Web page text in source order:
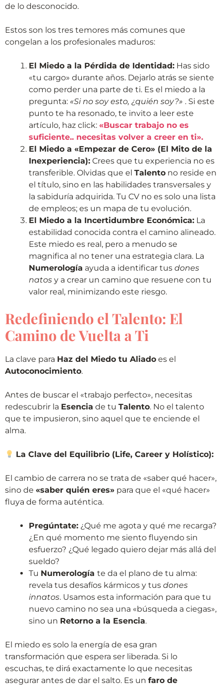
de lo desconocido.
Estos son los tres temores más comunes que
congelan a los profesionales maduros:
El Miedo a la Pérdida de Identidad: Has sido
«tu cargo» durante años. Dejarlo atrás se siente
como perder una parte de ti. Es el miedo a la
pregunta: «Si no soy esto, ¿quién soy?» . Si este
punto te ha resonado, te invito a leer este
artículo, haz click: «Buscar trabajo no es
suficiente.. necesitas volver a creer en ti».
El Miedo a «Empezar de Cero» (El Mito de la
Inexperiencia): Crees que tu experiencia no es
transferible. Olvidas que el Talento no reside en
el título, sino en las habilidades transversales y
la sabiduría adquirida. Tu CV no es solo una lista
de empleos; es un mapa de tu evolución.
El Miedo a la Incertidumbre Económica: La
estabilidad conocida contra el camino alineado.
Este miedo es real, pero a menudo se
magnifica al no tener una estrategia clara. La
Numerología ayuda a identificar tus dones
natos y a crear un camino que resuene con tu
valor real, minimizando este riesgo.
Redefiniendo el Talento: El
Camino de Vuelta a Ti
La clave para Haz del Miedo tu Aliado es el
Autoconocimiento.
Antes de buscar el «trabajo perfecto», necesitas
redescubrir la Esencia de tu Talento. No el talento
que te impusieron, sino aquel que te enciende el
alma.
La Clave del Equilibrio (Life, Career y Holístico):
El cambio de carrera no se trata de «saber qué hacer»,
sino de «saber quién eres» para que el «qué hacer»
fluya de forma auténtica.
Pregúntate: ¿Qué me agota y qué me recarga?
¿En qué momento me siento fluyendo sin
esfuerzo? ¿Qué legado quiero dejar más allá del
sueldo?
Tu Numerología te da el plano de tu alma:
revela tus desafíos kármicos y tus dones
innatos. Usamos esta información para que tu
nuevo camino no sea una «búsqueda a ciegas»,
sino un Retorno a la Esencia.
El miedo es solo la energía de esa gran
transformación que espera ser liberada. Si lo
escuchas, te dirá exactamente lo que necesitas
asegurar antes de dar el salto. Es un faro de